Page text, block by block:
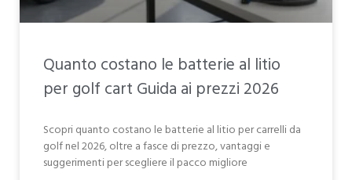
Quanto costano le batterie al litio
per golf cart Guida ai prezzi 2026
Scopri quanto costano le batterie al litio per carrelli da
golf nel 2026, oltre a fasce di prezzo, vantaggi e
suggerimenti per scegliere il pacco migliore